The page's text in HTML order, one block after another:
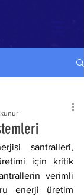
için kritik
verimli
enerji üretim